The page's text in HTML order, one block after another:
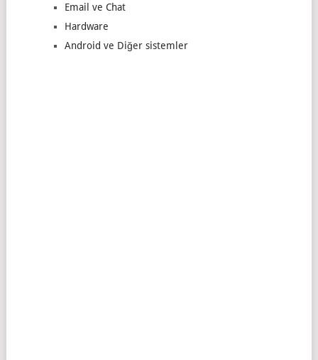
Email ve Chat
Hardware
Android ve Diğer sistemler